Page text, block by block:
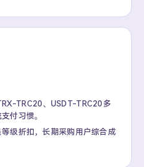
TRC20、USDT-TRC20多
付习惯。
级折扣，长期采购用户综合成